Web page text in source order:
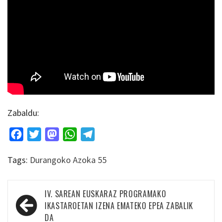
Zabaldu:
FacebookTwitterMastodonWhatsApp
Tags: Durangoko Azoka 55
Bidalketetan
zehar
IV. SAREAN EUSKARAZ PROGRAMAKO
IKASTAROETAN IZENA EMATEKO EPEA ZABALIK
DA